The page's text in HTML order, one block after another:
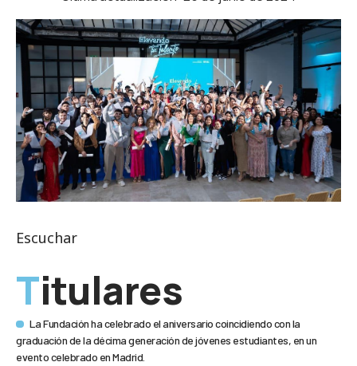
Escuchar
Titulares
La Fundación ha celebrado el aniversario coincidiendo con la
graduación de la décima generación de jóvenes estudiantes, en un
evento celebrado en Madrid.